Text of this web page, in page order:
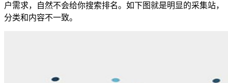
户需求，自然不会给你搜索排名。如下图就是明显的采集站，
分类和内容不一致。